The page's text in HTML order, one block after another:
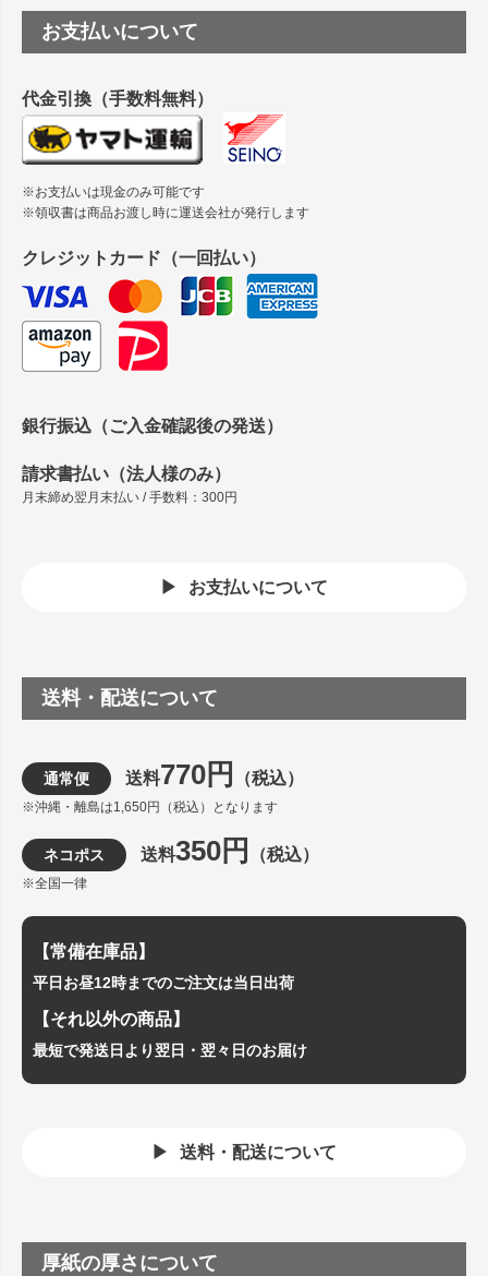
つや消し半透明ラベルのロールタイプはありますか？
縦420mm×横650mmの包装紙に適した紙はありますか？
ップ
お支払いについて
代金引換（手数料無料）
※お支払いは現金のみ可能です
※領収書は商品お渡し時に運送会社が発行します
クレジットカード（一回払い）
銀行振込（ご入金確認後の発送）
請求書払い（法人様のみ）
月末締め翌月末払い / 手数料：300円
お支払いについて
送料・配送について
通常便 送料770円 （税込）
※沖縄・離島は1,650円（税込）となります
ネコポス 送料350円 （税込）
※全国一律
【常備在庫品】
平日お昼12時までのご注文は当日出荷
【それ以外の商品】
最短で発送日より翌日・翌々日のお届け
送料・配送について
厚紙の厚さについて